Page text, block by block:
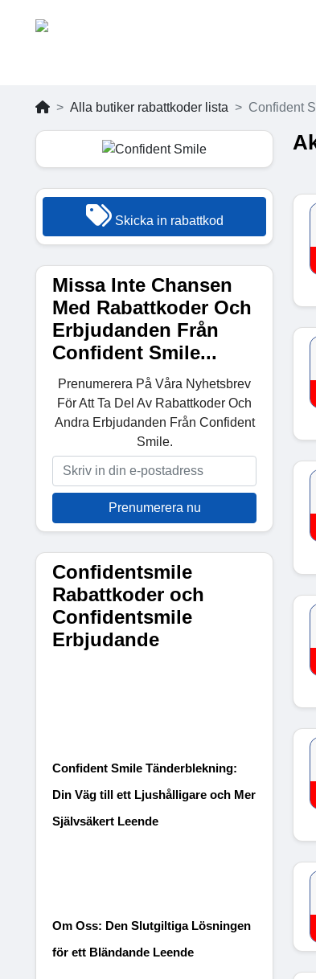
Alla butiker rabattkoder lista Confident
Skicka in rabattkod
Missa Inte Chansen
Med Rabattkoder Och
Erbjudanden Från
Confident Smile...
Prenumerera På Våra Nyhetsbrev
För Att Ta Del Av Rabattkoder Och
Andra Erbjudanden Från Confident
Smile.
Prenumerera nu
Confidentsmile
Rabattkoder och
Confidentsmile
Erbjudande
Confident Smile Tänderblekning:
Din Väg till ett Ljushålligare och Mer
Självsäkert Leende
Om Oss: Den Slutgiltiga Lösningen
för ett Bländande Leende